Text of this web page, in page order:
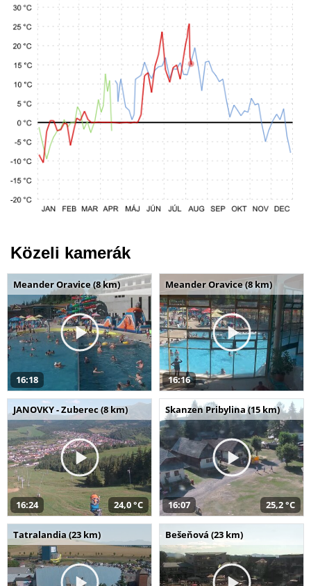
Közeli kamerák
Meander Oravice (8 km)
16:18
Meander Oravice (8 km)
16:16
JANOVKY - Zuberec (8 km)
16:24 24,0 °C
Skanzen Pribylina (15 km)
16:07 25,2 °C
Tatralandia (23 km) Bešeňová (23 km)